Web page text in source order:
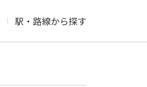
駅・路線から探す